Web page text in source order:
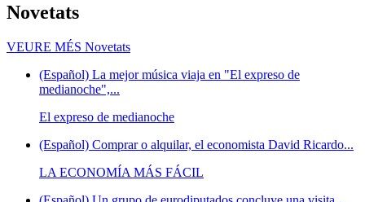
Novetats
VEURE MÉS Novetats
(Español) La mejor música viaja en "El expreso de
medianoche",...
El expreso de medianoche
(Español) Comprar o alquilar, el economista David Ricardo...
LA ECONOMÍA MÁS FÁCIL